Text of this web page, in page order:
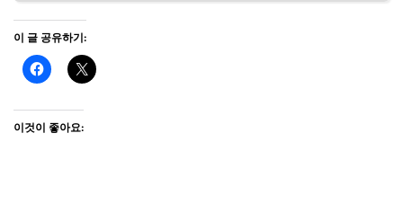
이 글 공유하기:
이것이 좋아요: